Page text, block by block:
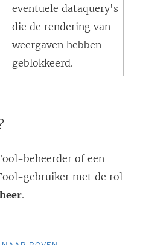
eventuele dataquery's
die de rendering van
weergaven hebben
geblokkeerd.
-beheerder of een
-gebruiker met de rol
.